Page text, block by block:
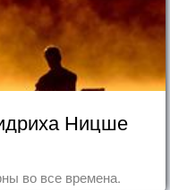
Ницше
во все времена.